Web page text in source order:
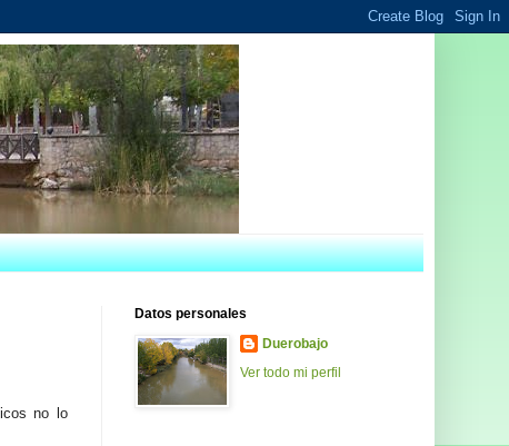
no lo
Datos personales
Duerobajo
Ver todo mi perfil